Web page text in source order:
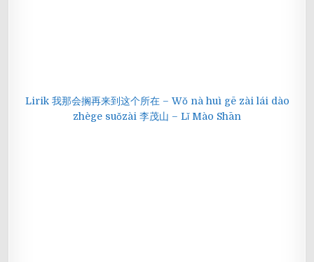
Lirik 我那会搁再来到这个所在 – Wǒ nà huì gē zài lái dào
zhège suǒzài 李茂山 – Lǐ Mào Shān